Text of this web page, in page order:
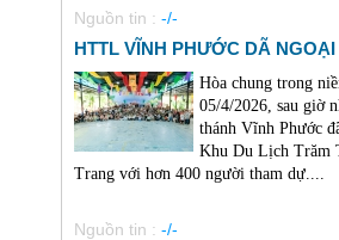
Nguồn tin : -/-
HTTL VĨNH PHƯỚC DÃ
Hòa chung trong
05/4/2026, sau giờ
thánh Vĩnh Phước
Khu Du Lịch Trăm
Trang với hơn 400 người tham dự....
Nguồn tin : -/-